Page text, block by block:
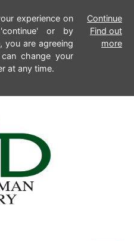
experience on
or by
you are agreeing
change your
at any time.
Continue
Find out
more